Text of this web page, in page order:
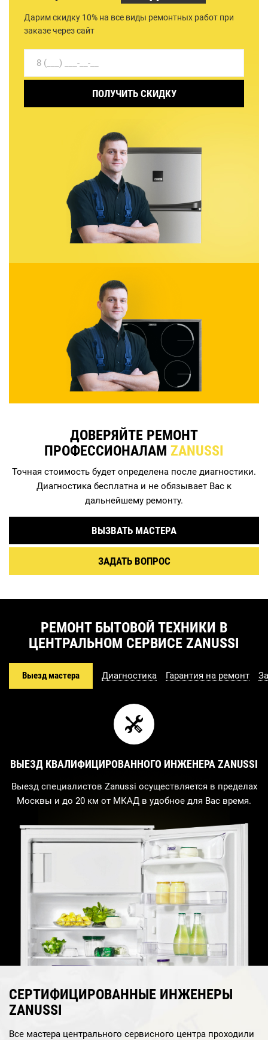
Дарим скидку 10% на все виды ремонтных работ при
заказе через сайт
ПОЛУЧИТЬ СКИДКУ
ДОВЕРЯЙТЕ РЕМОНТ
ПРОФЕССИОНАЛАМ ZANUSSI
Точная стоимость будет определена после диагностики.
Диагностика бесплатна и не обязывает Вас к
дальнейшему ремонту.
ВЫЗВАТЬ МАСТЕРА
ЗАДАТЬ ВОПРОС
РЕМОНТ БЫТОВОЙ ТЕХНИКИ В
ЦЕНТРАЛЬНОМ СЕРВИСЕ ZANUSSI
Выезд мастера Диагностика Гарантия на ремонт
ВЫЕЗД КВАЛИФИЦИРОВАННОГО ИНЖЕНЕРА ZANUSSI
Выезд специалистов Zanussi осуществляется в пределах
Москвы и до 20 км от МКАД в удобное для Вас время.
СЕРТИФИЦИРОВАННЫЕ ИНЖЕНЕРЫ
ZANUSSI
Все мастера центрального сервисного центра проходили